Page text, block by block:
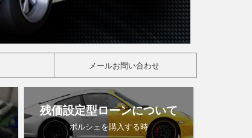
メールお問い合わせ
残価設定型ローンについて
ポルシェを購入する時